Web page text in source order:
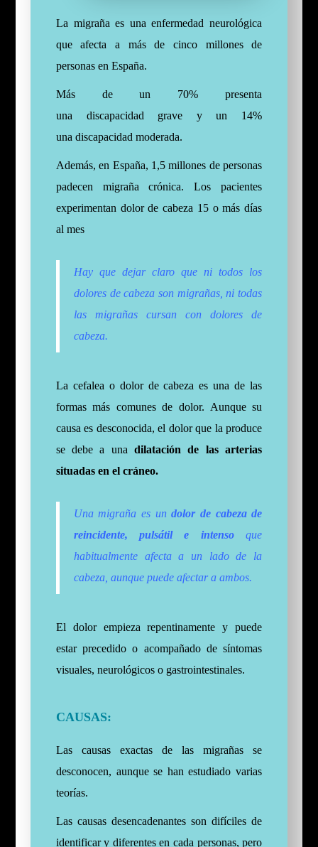
La migraña es una enfermedad neurológica
que afecta a más de cinco millones de
personas en España.
Más de un 70% presenta
una
discapacidad
grave y un 14%
una discapacidad moderada.
Además, en España, 1,5 millones de personas
padecen migraña crónica. Los pacientes
experimentan dolor de cabeza 15 o más días
al mes
Hay que dejar claro que ni todos los
dolores de cabeza son migrañas, ni todas
las migrañas cursan con dolores de
cabeza.
La cefalea o dolor de cabeza es una de las
formas más comunes de dolor. Aunque su
causa es desconocida, el dolor que la produce
se debe a unadilatación de las arterias
situadas en el cráneo.
Una migraña es undolor de cabeza de
reincidente, pulsátil e intensoque
habitualmente afecta a un lado de la
cabeza, aunque puede afectar a ambos.
El dolor empieza repentinamente y puede
estar precedido o acompañado de síntomas
visuales, neurológicos o gastrointestinales.
CAUSAS:
Las causas exactas de las migrañas se
desconocen, aunque se han estudiado varias
teorías.
Las causas desencadenantes son difíciles de
identificar y diferentes en cada personas, pero